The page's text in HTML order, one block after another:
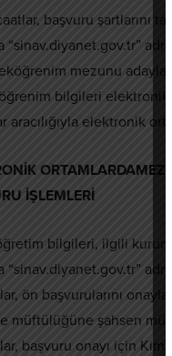
başvuru şartlarını
“sinav.diyanet.gov.tr”
mezunu
bilgileri
aracılığıyla elektronik
İŞLEMLERİ
bilgileri, ilgili
“sinav.diyanet.gov.tr”
ön başvurularını
müftülüğüne şahsen
başvuru onayı için